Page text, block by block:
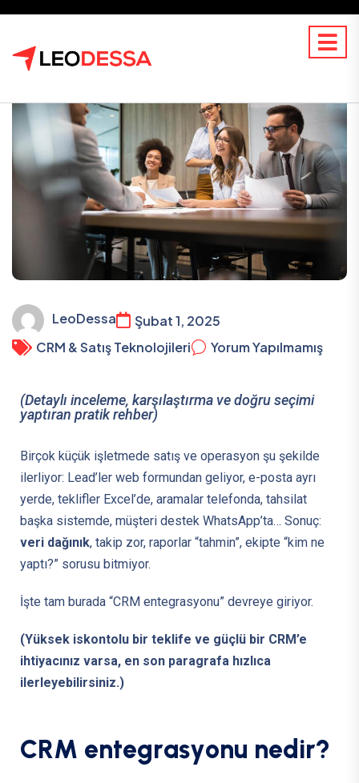
LeoDessa
Şubat 1, 2025
CRM & Satış Teknolojileri
Yorum Yapılmamış
(Detaylı inceleme, karşılaştırma ve doğru seçimi
yaptıran pratik rehber)
Birçok küçük işletmede satış ve operasyon şu şekilde
ilerliyor: Lead’ler web formundan geliyor, e-posta ayrı
yerde, teklifler Excel’de, aramalar telefonda, tahsilat
başka sistemde, müşteri destek WhatsApp’ta… Sonuç:
veri dağınık, takip zor, raporlar “tahmin”, ekipte “kim ne
yaptı?” sorusu bitmiyor.
İşte tam burada “CRM entegrasyonu” devreye giriyor.
(Yüksek iskontolu bir teklife ve güçlü bir CRM’e
ihtiyacınız varsa, en son paragrafa hızlıca
ilerleyebilirsiniz.)
CRM entegrasyonu ned ir?